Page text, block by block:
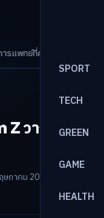
SPORT
TECH
GREEN
GAME
HEALTH
รู้/ดอกเบี้ยขาขึ้นรอบใหม่! จั
Z วางแผน
ภาคม 2026